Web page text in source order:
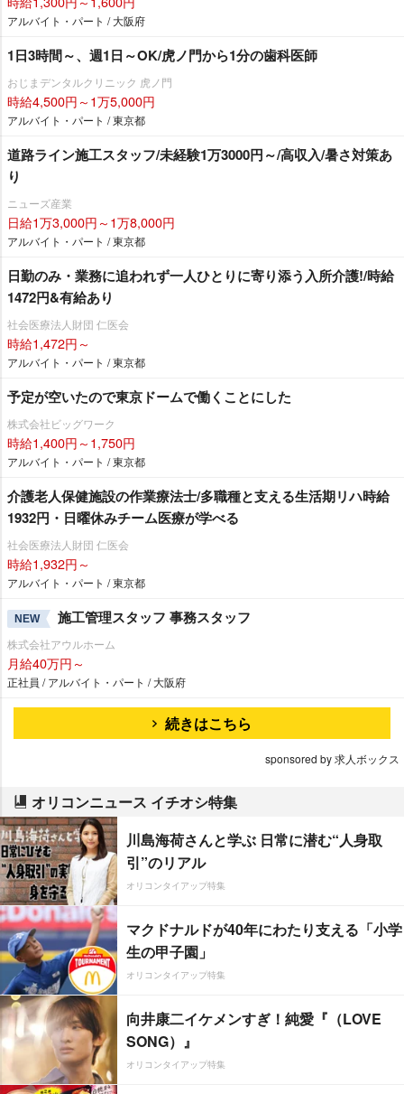
アルバイト・パート / 大阪府
1日3時間～、週1日～OK/虎ノ門から1分の歯科医師
おじまデンタルクリニック 虎ノ門
時給4,500円～1万5,000円
アルバイト・パート / 東京都
道路ライン施工スタッフ/未経験1万3000円～/高収入/暑さ対策あ
り
ニューズ産業
日給1万3,000円～1万8,000円
アルバイト・パート / 東京都
日勤のみ・業務に追われず一人ひとりに寄り添う入所介護!/時給
1472円&有給あり
社会医療法人財団 仁医会
時給1,472円～
アルバイト・パート / 東京都
予定が空いたので東京ドームで働くことにした
株式会社ビッグワーク
時給1,400円～1,750円
アルバイト・パート / 東京都
介護老人保健施設の作業療法士/多職種と支える生活期リハ時給
1932円・日曜休みチーム医療が学べる
社会医療法人財団 仁医会
時給1,932円～
アルバイト・パート / 東京都
NEW 施工管理スタッフ 事務スタッフ
株式会社アウルホーム
月給40万円～
正社員 / アルバイト・パート / 大阪府
続きはこちら
sponsored by 求人ボックス
オリコンニュース イチオシ特集
川島海荷さんと学ぶ 日常に潜む“人身取
引”のリアル
オリコンタイアップ特集
マクドナルドが40年にわたり支える「小学
生の甲子園」
オリコンタイアップ特集
向井康二イケメンすぎ！純愛『（LOVE
SONG）』
オリコンタイアップ特集